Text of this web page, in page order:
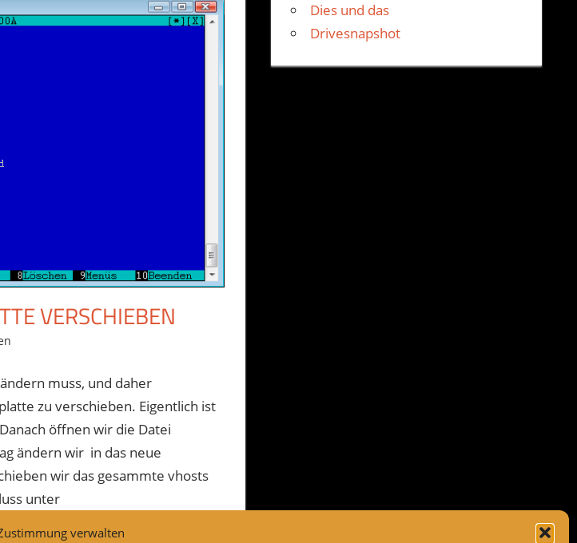
verwalten
VERSCHIEBEN
muss, und daher
zu verschieben. Eigentlich ist
öffnen wir die Datei
ändern wir in das neue
wir das gesammte vhosts
unter
Dies und das
Drivesnapshot